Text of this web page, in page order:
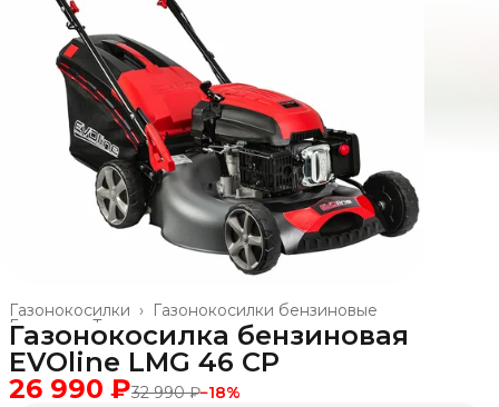
Газонокосилки бензиновые
Газонокосилки ›
Техника для леса, сада, парка
Главная
Газонокосилка бензиновая
EVOline LMG 46 CP
26 990 ₽32 990 ₽−18%